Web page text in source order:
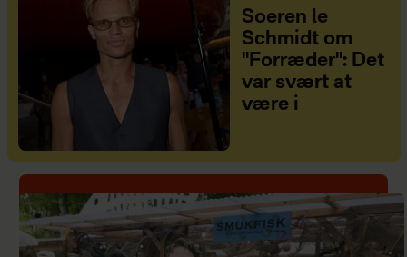
Soeren le
Schmidt om
"Forræder": Det
var svært at
være i